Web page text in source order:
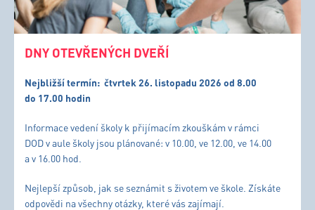
DNY OTEVŘENÝCH DVEŘÍ
Nejbližší termín: čtvrtek 26. listopadu 2026 od 8.00
do 17.00 hodin
Informace vedení školy k přijímacím zkouškám v rámci
DOD v aule školy jsou plánované: v 10.00, ve 12.00, ve 14.00
a v 16.00 hod.
Nejlepší způsob, jak se seznámit s životem ve škole. Získáte
odpovědi na všechny otázky, které vás zajímají.